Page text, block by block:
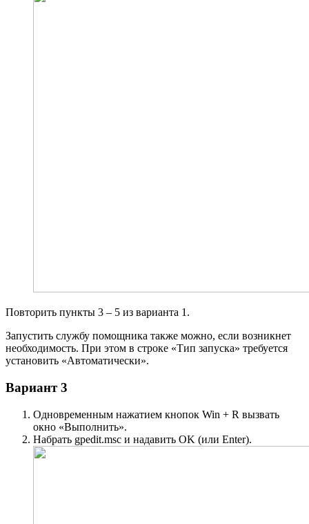
Повторить пункты 3 – 5 из варианта 1.
Запустить службу помощника также можно, если возникнет
необходимость. При этом в строке «Тип запуска» требуется
установить «Автоматически».
Вариант 3
Одновременным нажатием кнопок Win + R вызвать
окно «Выполнить».
Набрать gpedit.msc и надавить OK (или Enter).